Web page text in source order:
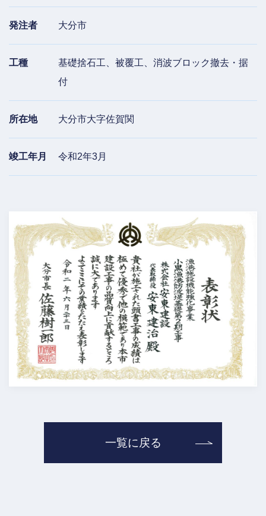
発注者 大分市
工種
基礎捨石工、被覆工、消波ブロック撤去・据
付
所在地 大分市大字佐賀関
竣工年月 令和2年3月
一覧に戻る